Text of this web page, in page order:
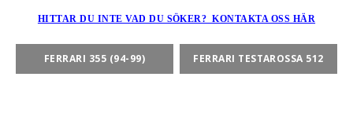
HITTAR DU INTE VAD DU SÖKER? KONTAKTA OSS HÄR
FERRARI 355 (94-99) FERRARI TESTAROSSA 512